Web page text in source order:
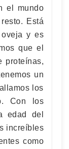
el mundo
Está
oveja y es
que el
proteínas,
un
los
Con los
edad del
increíbles
como